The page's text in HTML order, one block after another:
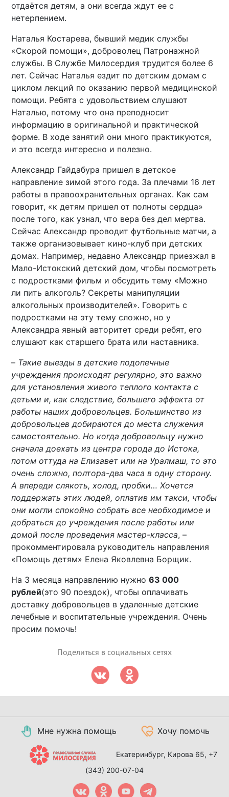
отдаётся детям, а они всегда ждут ее с
нетерпением.
Наталья Костарева, бывший медик службы
«Скорой помощи», доброволец Патронажной
службы. В Службе Милосердия трудится более 6
лет. Сейчас Наталья ездит по детским домам с
циклом лекций по оказанию первой медицинской
помощи. Ребята с удовольствием слушают
Наталью, потому что она преподносит
информацию в оригинальной и практической
форме. В ходе занятий они много практикуются,
и это всегда интересно и полезно.
Александр Гайдабура пришел в детское
направление зимой этого года. За плечами 16 лет
работы в правоохранительных органах. Как сам
говорит, «к детям пришел от полноты сердца»
после того, как узнал, что вера без дел мертва.
Сейчас Александр проводит футбольные матчи, а
также организовывает кино-клуб при детских
домах. Например, недавно Александр приезжал в
Мало-Истокский детский дом, чтобы посмотреть
с подростками фильм и обсудить тему «Можно
ли пить алкоголь? Секреты манипуляции
алкогольных производителей». Говорить с
подростками на эту тему сложно, но у
Александра явный авторитет среди ребят, его
слушают как старшего брата или наставника.
– Такие выезды в детские подопечные
учреждения происходят регулярно, это важно
для установления живого теплого контакта с
детьми и, как следствие, большего эффекта от
работы наших добровольцев. Большинство из
добровольцев добираются до места служения
самостоятельно. Но когда добровольцу нужно
сначала доехать из центра города до Истока,
потом оттуда на Елизавет или на Уралмаш, то это
очень сложно, полтора-два часа в одну сторону.
А впереди слякоть, холод, пробки… Хочется
поддержать этих людей, оплатив им такси, чтобы
они могли спокойно собрать все необходимое и
добраться до учреждения после работы или
домой после проведения мастер-класса, –
прокомментировала руководитель направления
«Помощь детям» Елена Яковлевна Борщик.
На 3 месяца направлению нужно63 000
рублей(это 90 поездок), чтобы оплачивать
доставку добровольцев в удаленные детские
лечебные и воспитательные учреждения. Очень
просим помочь!
Поделиться в социальных сетях
Мне нужна помощь Хочу помочь
Екатеринбург, Кирова 65, +7
(343) 200-07-04